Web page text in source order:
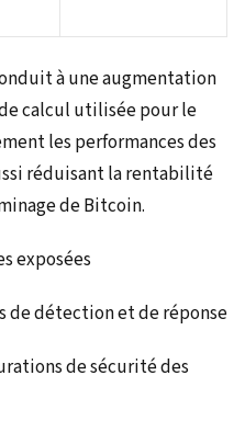
à une augmentation
calcul utilisée pour le
les performances des
réduisant la rentabilité
de Bitcoin.
exposées
de détection et de réponse
de sécurité des